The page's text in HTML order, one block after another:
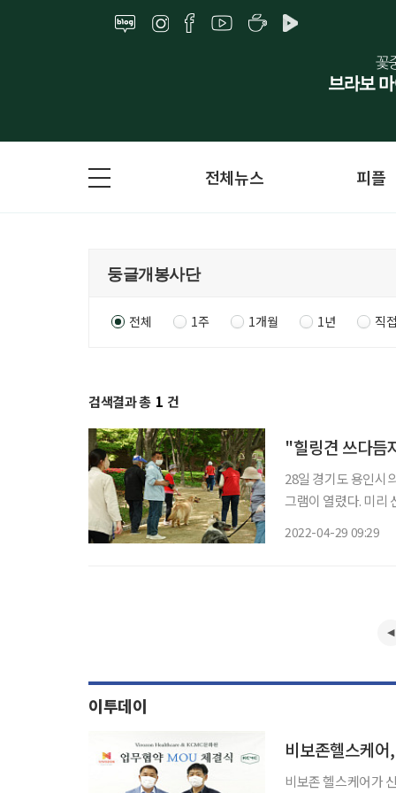
전체뉴스 피플
전체 1주 1개월 1년 직
검색결과 총 1 건
"힐링견 쓰다듬
28일 경기도 용인시
그램이 열렸다. 미리
2022-04-29 09:29
이투데이
비보존헬스케
비보존 헬스케어가